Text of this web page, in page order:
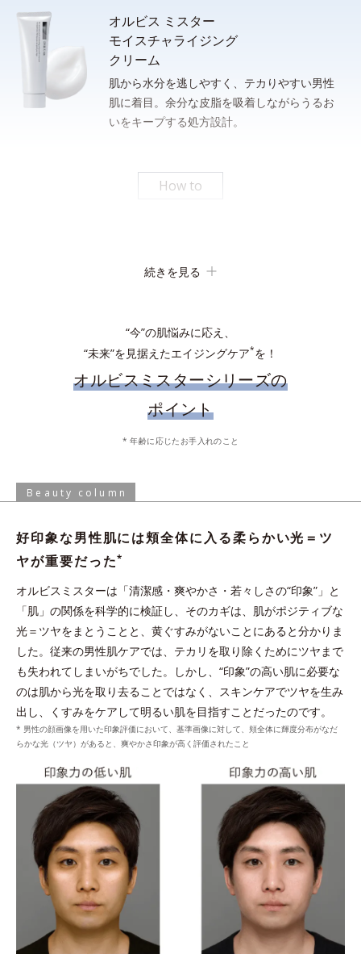
さっと泡立てられるもっちり濃密泡。忙しい朝のスキンケア時間
りとり、上下に強く3回振ったときの泡の嵩目盛りを測定する。N＝3, P<0.05, student t-
炭の約1.2倍の皮脂吸着能力がある“皮脂吸着微粒
を吸着洗浄。
*1 皮脂吸着微粒子と炭を各2gとり、人工皮脂に滴下した際に吸油した量を
測定する。N＝3, P<0.05, student t-test ＜ポーラ化成研究所調べ＞
*2 ケイ酸Ａｌ・Ｍｇ（洗浄成分）
*3 角層まで
整える
うるおいキャッチ膜
を形成し、ローションのうるお
いキャッチ体勢を整える。
洗顔後、清潔な手のひらに適量（ポンプ２プッシュまたは、100
すべなめらか肌に。
与える
ウォッシュのうるおいキャッチ膜がローションのうる
おいをキャッチし浸透
*1 シクロヘキサンジカルポン酸ビスエトキシジグリコール
*2 角層まで
オルビス ミスター
モイスチャライジング
クリーム
肌から水分を逃しやすく、テカりやすい男性
肌に着目。余分な皮脂を吸着しながらうるお
いをキープする処方設計。
How to
化粧水で肌を整えた後、手のひらに適量とり、顔全体にやさしく
プラスに帯電したローションの膜に、クリームに配合
されたマイナスに帯電したダブルプロテクトパウダー
が引き寄せ合ってなじむ。
*タルク、ステアロイルグルタミン酸2Na、水酸化AI＝皮脂を吸着しうるお
いを保つ成分
続きを見る
“今”の肌悩みに応え、
“未来”を見据えたエイジングケア*を！
オルビスミスターシリーズの
ポイント
* 年齢に応じたお手入れのこと
Beauty column
好印象な男性肌には頬全体に入る柔らかい光＝ツ
ヤが重要だった*
オルビスミスターは「清潔感・爽やかさ・若々しさの“印象”」と
「肌」の関係を科学的に検証し、そのカギは、肌がポジティブな
光＝ツヤをまとうことと、黄ぐすみがないことにあると分かりま
した。従来の男性肌ケアでは、テカリを取り除くためにツヤまで
も失われてしまいがちでした。しかし、“印象”の高い肌に必要な
のは肌から光を取り去ることではなく、スキンケアでツヤを生み
出し、くすみをケアして明るい肌を目指すことだったのです。
* 男性の顔画像を用いた印象評価において、基準画像に対して、頬全体に輝度分布がなだ
らかな光（ツヤ）があると、爽やかさ印象が高く評価されたこと